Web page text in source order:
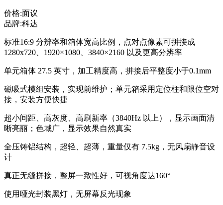
价格:面议
品牌:科达
标准16:9 分辨率和箱体宽高比例，点对点像素可拼接成
1280x720、1920×1080、3840×2160 以及更高分辨率
单元箱体 27.5 英寸，加工精度高，拼接后平整度小于0.1mm
磁吸式模组安装，实现前维护；单元箱采用定位柱和限位空对
接，安装方便快捷
超小间距、高灰度、高刷新率（3840Hz 以上），显示画面清
晰亮丽；色域广，显示效果自然真实
全压铸铝结构，超轻、超薄，重量仅有 7.5kg，无风扇静音设
计
真正无缝拼接，整屏一致性好，可视角度达160°
使用哑光封装黑灯，无屏幕反光现象